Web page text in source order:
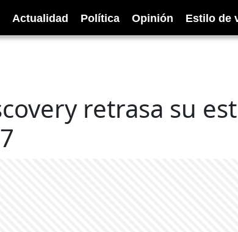
Actualidad Política Opinión Estilo de
retrasa su